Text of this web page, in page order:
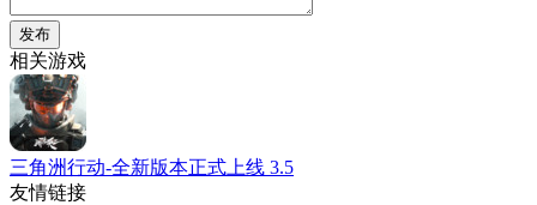
发布
相关游戏
三角洲行动-全新版本正式上线 3.5
友情链接